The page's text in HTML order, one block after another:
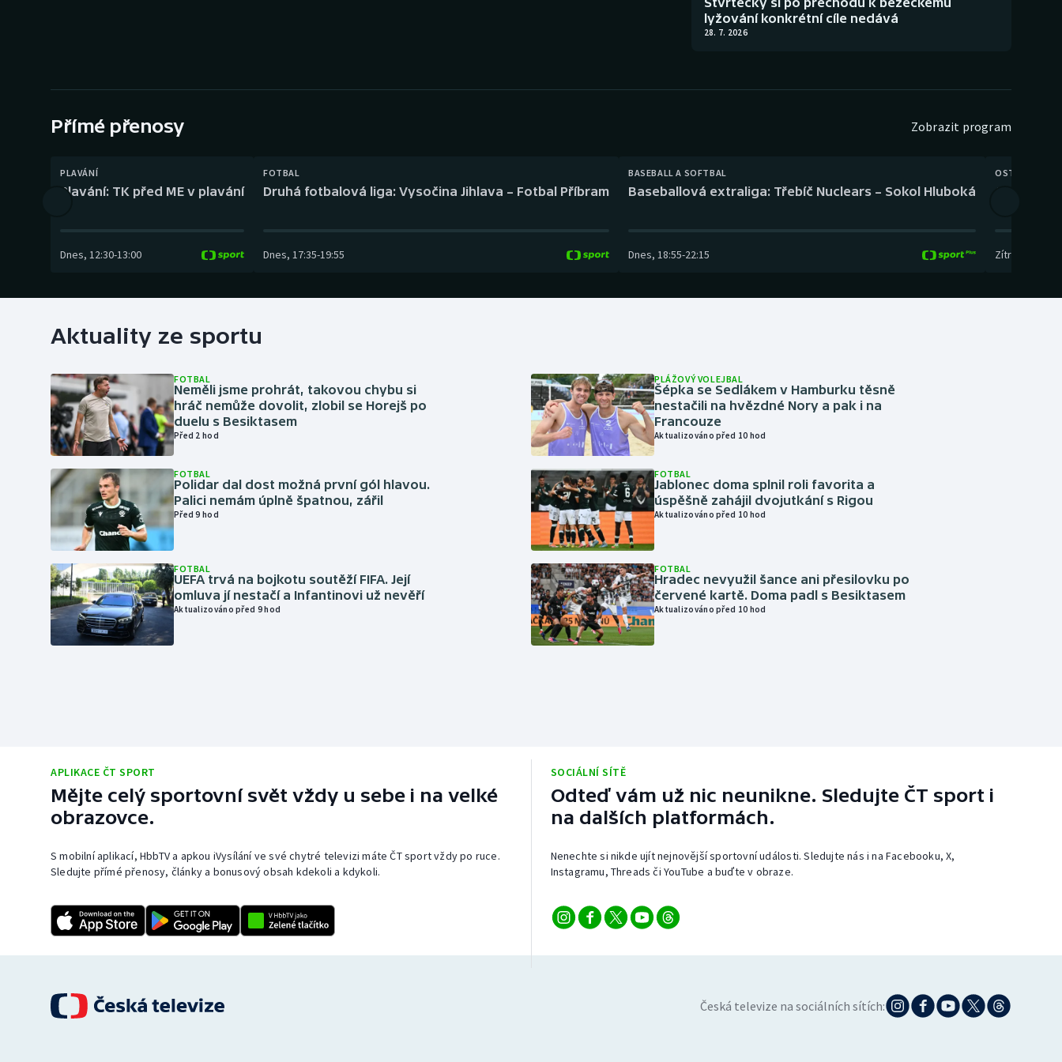
Gymnastika Plážový volejbal
lyžování konkrétní cíle nedává
28. 7. 2026
Přímé přenosy Zobrazit program
PLAVÁNÍ
Plavání: TK před ME v plavání
Dnes, 12:30-13:00
FOTBAL
Druhá fotbalová liga: Vysočina Jihlava – Fotbal Příbram
Dnes, 17:35-19:55
BASEBALL A SOFTBAL
Baseballová extraliga: Třebíč Nuclears – Sokol Hluboká
Dnes, 18:55-22:15
OSTATNÍ
Zítra
Aktuality ze sportu
FOTBAL
Neměli jsme prohrát, takovou chybu si
hráč nemůže dovolit, zlobil se Horejš po
duelu s Besiktasem
Před 2 hod
FOTBAL
Polidar dal dost možná první gól hlavou.
Palici nemám úplně špatnou, zářil
Před 9 hod
FOTBAL
UEFA trvá na bojkotu soutěží FIFA. Její
omluva jí nestačí a Infantinovi už nevěří
Aktualizováno před 9 hod
PLÁŽOVÝ VOLEJBAL
Šépka se Sedlákem v Hamburku těsně
nestačili na hvězdné Nory a pak i na
Francouze
Aktualizováno před 10 hod
FOTBAL
Jablonec doma splnil roli favorita a
úspěšně zahájil dvojutkání s Rigou
Aktualizováno před 10 hod
FOTBAL
Hradec nevyužil šance ani přesilovku po
červené kartě. Doma padl s Besiktasem
Aktualizováno před 10 hod
APLIKACE ČT SPORT
Mějte celý sportovní svět vždy u sebe i na velké
obrazovce.
S mobilní aplikací, HbbTV a apkou iVysílání ve své chytré televizi máte ČT sport vždy po ruce.
Sledujte přímé přenosy, články a bonusový obsah kdekoli a kdykoli.
SOCIÁLNÍ SÍTĚ
Odteď vám už nic neunikne. Sledujte ČT sport i
na dalších platformách.
Nenechte si nikde ujít nejnovější sportovní události. Sledujte nás i na Facebooku, X,
Instagramu, Threads či YouTube a buďte v obraze.
Česká televize na sociálních sítích: